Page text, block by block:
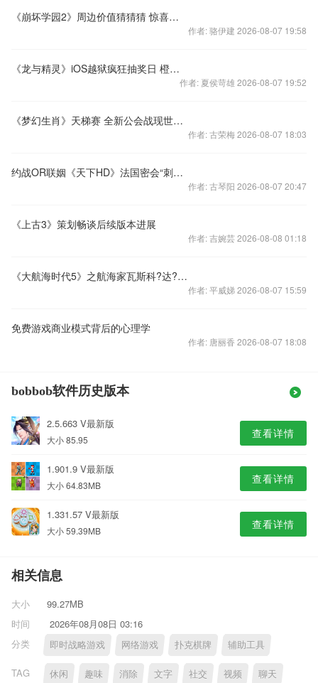
《崩坏学园2》周边价值猜猜猜 惊喜等你来
作者: 骆伊建 2026-08-07 19:58
《龙与精灵》iOS越狱疯狂抽奖日 橙装大放送！
作者: 夏侯苛雄 2026-08-07 19:52
《梦幻生肖》天梯赛 全新公会战现世开启
作者: 古荣梅 2026-08-07 18:03
约战OR联姻《天下HD》法国密会“刺客信条”
作者: 古琴阳 2026-08-07 20:47
《上古3》策划畅谈后续版本进展
作者: 吉婉芸 2026-08-08 01:18
《大航海时代5》之航海家瓦斯科?达?伽马
作者: 平威娣 2026-08-07 15:59
免费游戏商业模式背后的心理学
作者: 唐丽香 2026-08-07 18:08
bobbob软件历史版本
2.5.663 V最新版
大小 85.95 查看详情
1.901.9 V最新版
大小 64.83MB 查看详情
1.331.57 V最新版
大小 59.39MB 查看详情
相关信息
大小
99.27MB
时间
2026年08月08日 03:16
分类
即时战略游戏 网络游戏 扑克棋牌 辅助工具
TAG 休闲 趣味 消除 文字 社交 视频 聊天